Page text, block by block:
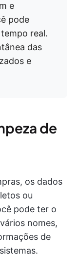
e
pode
real.
das
e
de
os dados
ou
pode ter o
nomes,
de